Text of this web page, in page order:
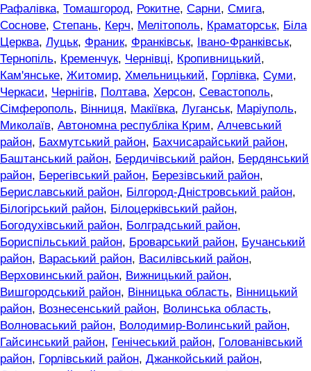
Рафалівка, Томашгород, Рокитне, Сарни, Смига,
Соснове, Степань, Керч, Мелітополь, Краматорськ, Біла
Церква, Луцьк, Франик, Франківськ, Івано-Франківськ,
Тернопіль, Кременчук, Чернівці, Кропивницький,
Кам'янське, Житомир, Хмельницький, Горлівка, Суми,
Черкаси, Чернігів, Полтава, Херсон, Севастополь,
Сімферополь, Вінниця, Макіївка, Луганськ, Маріуполь,
Миколаїв, Автономна республіка Крим, Алчевський
район, Бахмутський район, Бахчисарайський район,
Баштанський район, Бердичівський район, Бердянський
район, Берегівський район, Березівський район,
Бериславський район, Білгород-Дністровський район,
Білогірський район, Білоцерківський район,
Богодухівський район, Болградський район,
Бориспільський район, Броварський район, Бучанський
район, Вараський район, Василівський район,
Верховинський район, Вижницький район,
Вишгородський район, Вінницька область, Вінницький
район, Вознесенський район, Волинська область,
Волноваський район, Володимир-Волинський район,
Гайсинський район, Генічеський район, Голованівський
район, Горлівський район, Джанкойський район,